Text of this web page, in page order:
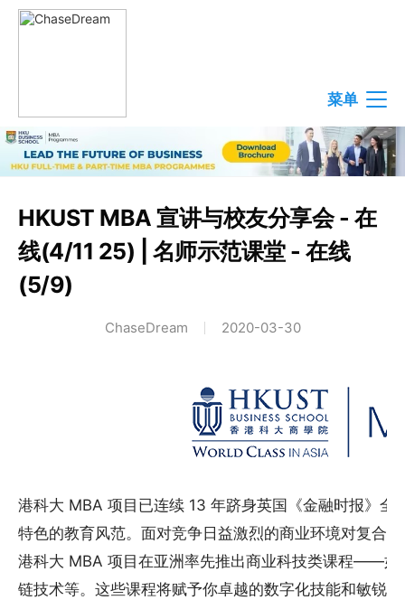
菜单
HKUST MBA 宣讲与校友分享会 - 在
线(4/11 25) | 名师示范课堂 - 在线
(5/9)
ChaseDream 2020-03-30
港科大 MBA 项目已连续 13 年跻身英国《金融时报》全
特色的教育风范。面对竞争日益激烈的商业环境对复合
港科大 MBA 项目在亚洲率先推出商业科技类课程——如
链技术等。这些课程将赋予你卓越的数字化技能和敏锐